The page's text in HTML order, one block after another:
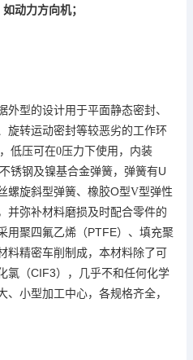
动力方向机；
外型的设计用于平面静态密封、
旋转运动密封等较恶劣的工作环
，低压可在0压力下使用，内装
锈钢及镍基合金弹簧，弹簧有U
螺旋斜型弹簧、橡胶O型V型弹性
并弥补材料磨损及时配合零件的
用聚四氟乙烯 （PTFE） 、填充聚
料精密车削制成，本材料除了可
氯（CIF3），几乎不和任何化学
、小型加工中心， 各规格齐全，